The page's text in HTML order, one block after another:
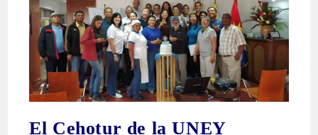
El Cehotur de la UNEY